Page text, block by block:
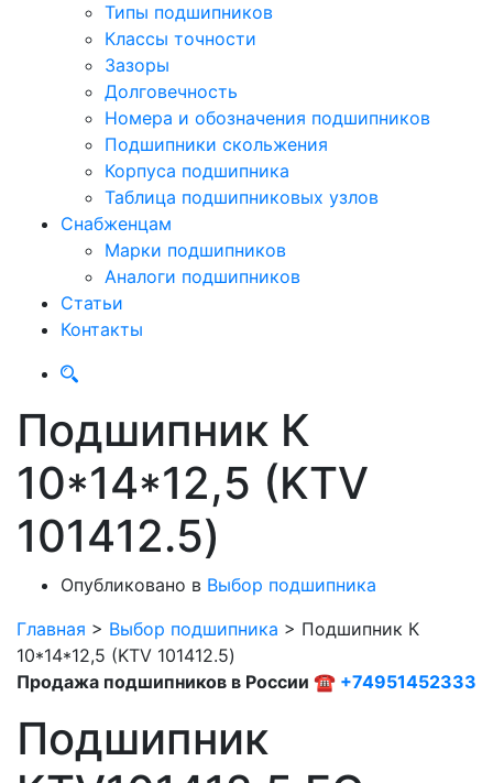
Типы подшипников
Классы точности
Зазоры
Долговечность
Номера и обозначения подшипников
Подшипники скольжения
Корпуса подшипника
Таблица подшипниковых узлов
Снабженцам
Марки подшипников
Аналоги подшипников
Статьи
Контакты
Подшипник К
10*14*12,5 (KTV
101412.5)
Опубликовано в Выбор подшипника
Главная > Выбор подшипника > Подшипник К
10*14*12,5 (KTV 101412.5)
Продажа подшипников в России ☎ +74951452333
Подшипник